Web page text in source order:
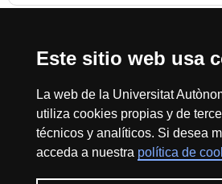
Este sitio web usa
La web de la Universitat
utiliza cookies propias y de
técnicos y analíticos. Si desea
acceda a nuestra política de
Reconocimiento internacional de la excelencia
Inicio Sobre el web Accesibilidad web